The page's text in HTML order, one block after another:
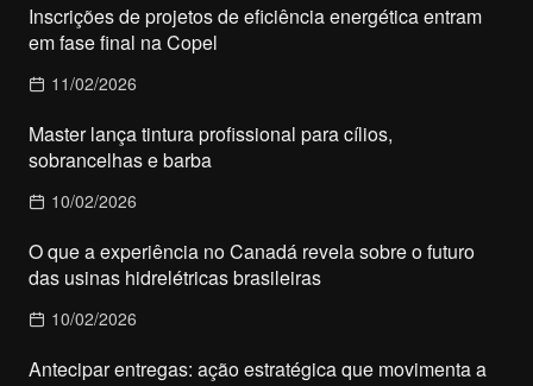
Inscrições de projetos de eficiência energética entram
em fase final na Copel
11/02/2026
Master lança tintura profissional para cílios,
sobrancelhas e barba
10/02/2026
O que a experiência no Canadá revela sobre o futuro
das usinas hidrelétricas brasileiras
10/02/2026
Antecipar entregas: ação estratégica que movimenta a